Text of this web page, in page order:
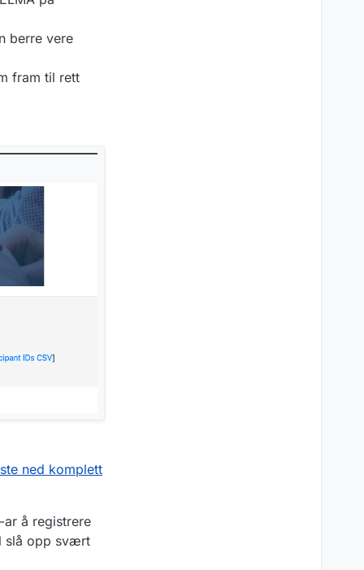
berre vere
fram til rett
ned komplett
ar å registrere
slå opp svært